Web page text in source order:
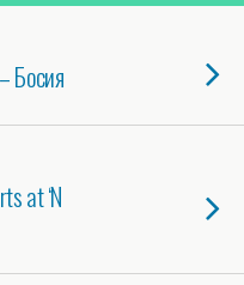
Босия
at ‘N